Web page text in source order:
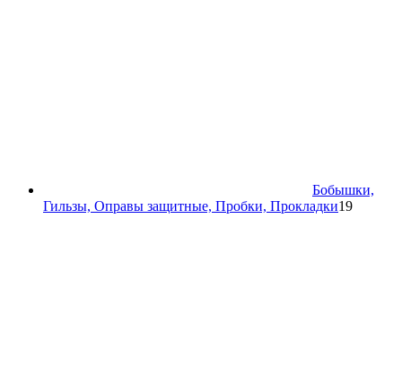
Бобышки,
Гильзы, Оправы защитные, Пробки, Прокладки1919